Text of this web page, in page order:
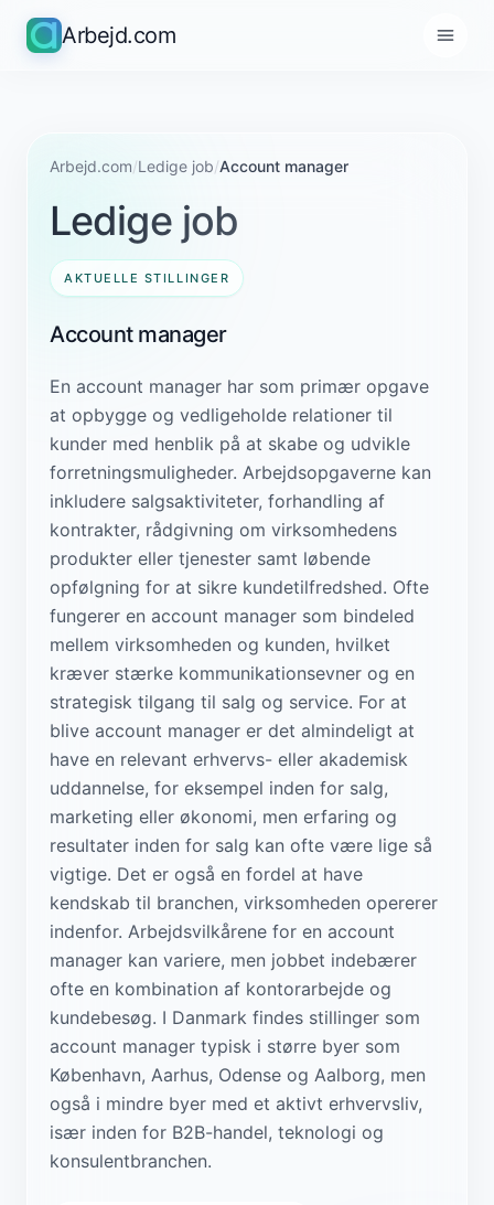
Arbejd.com
Arbejd.com/Ledige job/Account manager
Ledige job
AKTUELLE STILLINGER
Account manager
En account manager har som primær opgave
at opbygge og vedligeholde relationer til
kunder med henblik på at skabe og udvikle
forretningsmuligheder. Arbejdsopgaverne kan
inkludere salgsaktiviteter, forhandling af
kontrakter, rådgivning om virksomhedens
produkter eller tjenester samt løbende
opfølgning for at sikre kundetilfredshed. Ofte
fungerer en account manager som bindeled
mellem virksomheden og kunden, hvilket
kræver stærke kommunikationsevner og en
strategisk tilgang til salg og service. For at
blive account manager er det almindeligt at
have en relevant erhvervs- eller akademisk
uddannelse, for eksempel inden for salg,
marketing eller økonomi, men erfaring og
resultater inden for salg kan ofte være lige så
vigtige. Det er også en fordel at have
kendskab til branchen, virksomheden opererer
indenfor. Arbejdsvilkårene for en account
manager kan variere, men jobbet indebærer
ofte en kombination af kontorarbejde og
kundebesøg. I Danmark findes stillinger som
account manager typisk i større byer som
København, Aarhus, Odense og Aalborg, men
også i mindre byer med et aktivt erhvervsliv,
især inden for B2B-handel, teknologi og
konsulentbranchen.